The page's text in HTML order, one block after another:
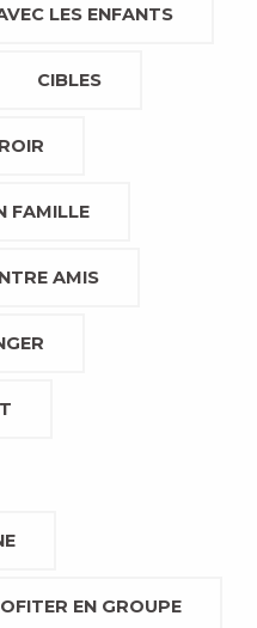
LES ENFANTS
CIBLES
FAMILLE
AMIS
EN GROUPE